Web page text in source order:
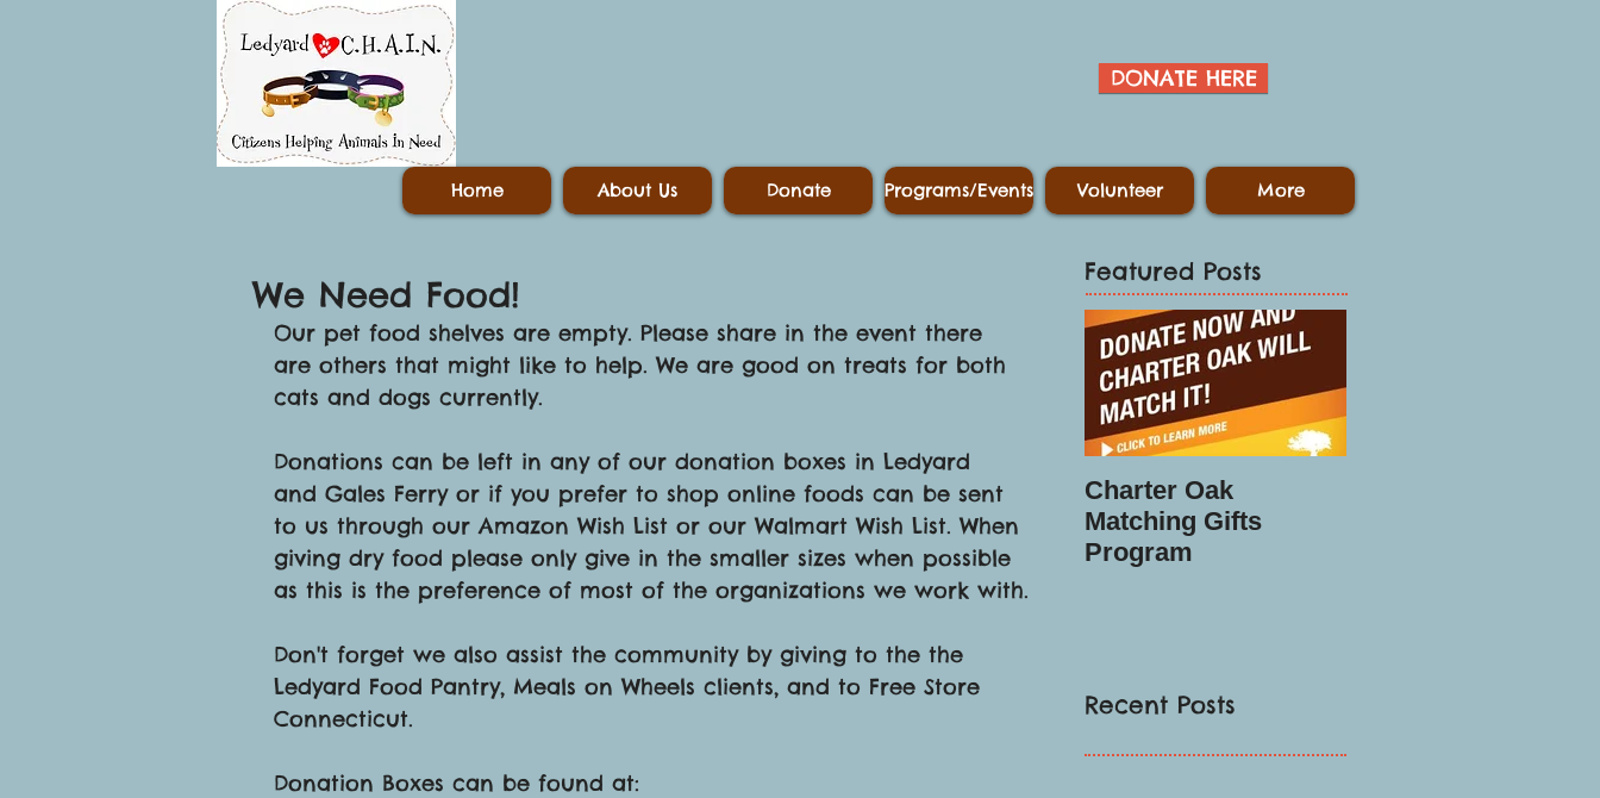
DONATE HERE
Home About Us Donate Programs/Events Volunteer More
We Need Food!
Our pet food shelves are empty. Please share in the event there
are others that might like to help. We are good on treats for both
cats and dogs currently.
Donations can be left in any of our donation boxes in Ledyard
and Gales Ferry or if you prefer to shop online foods can be sent
to us through our Amazon Wish List or our Walmart Wish List. When
giving dry food please only give in the smaller sizes when possible
as this is the preference of most of the organizations we work with.
Don't forget we also assist the community by giving to the the
Ledyard Food Pantry, Meals on Wheels clients, and to Free Store
Connecticut.
Donation Boxes can be found at:
Featured Posts
Charter Oak
Matching Gifts
Program
Recent Posts